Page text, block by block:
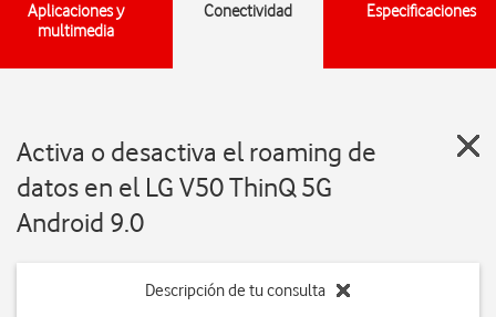
Aplicaciones y
multimedia
Conectividad Especificaciones
Activa o desactiva el roaming de
datos en el LG V50 ThinQ 5G
Android 9.0
Descripción de tu consulta